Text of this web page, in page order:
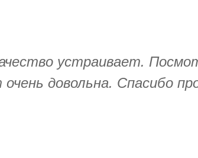
устраивает.
довольна. Спасибо